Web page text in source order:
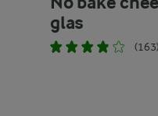
glas
(163)